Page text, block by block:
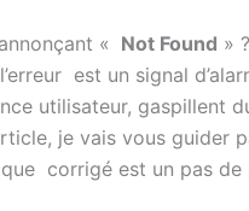
« Not Found »
est un signal
utilisateur, gaspillent
je vais vous guider
corrigé est un pas